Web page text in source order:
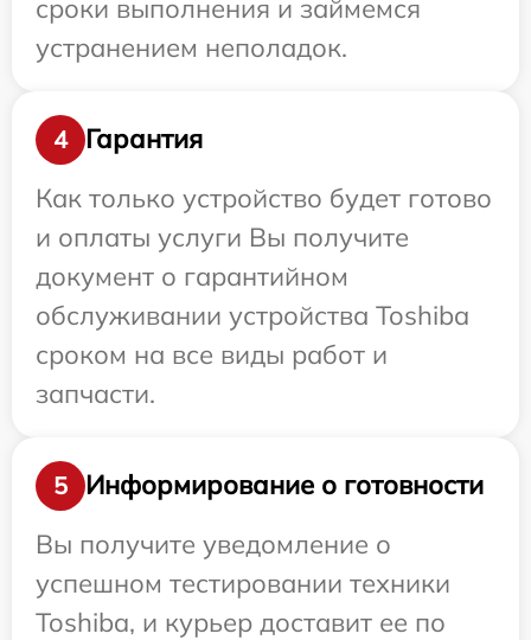
сроки выполнения и займемся
устранением неполадок.
4
Гарантия
Как только устройство будет готово
и оплаты услуги Вы получите
документ о гарантийном
обслуживании устройства Toshiba
сроком на все виды работ и
запчасти.
5
Информирование о готовности
Вы получите уведомление о
успешном тестировании техники
Toshiba, и курьер доставит ее по